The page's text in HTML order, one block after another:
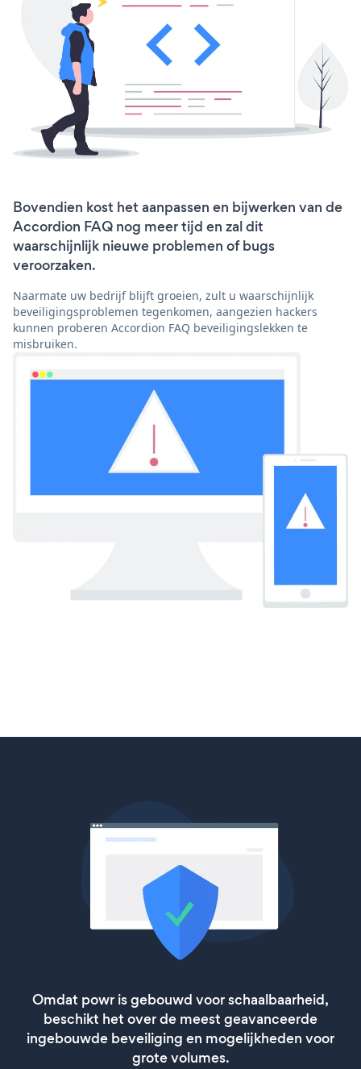
Bovendien kost het aanpassen en bijwerken van de
Accordion FAQ nog meer tijd en zal dit
waarschijnlijk nieuwe problemen of bugs
veroorzaken.
Naarmate uw bedrijf blijft groeien, zult u waarschijnlijk
beveiligingsproblemen tegenkomen, aangezien hackers
kunnen proberen Accordion FAQ beveiligingslekken te
misbruiken.
Omdat powr is gebouwd voor schaalbaarheid,
beschikt het over de meest geavanceerde
ingebouwde beveiliging en mogelijkheden voor
grote volumes.